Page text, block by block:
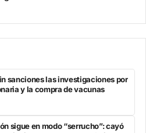
sanciones las investigaciones por
y la compra de vacunas
sigue en modo “serrucho”: cayó